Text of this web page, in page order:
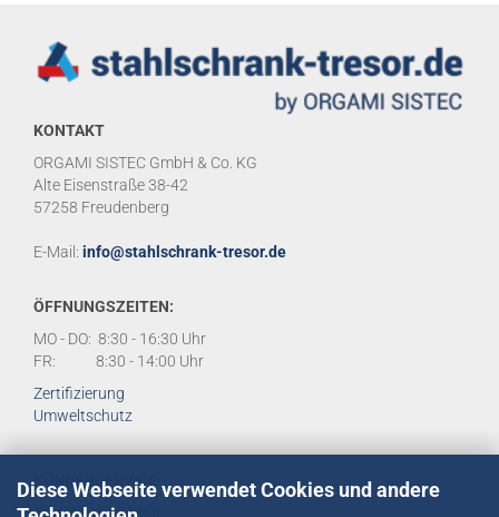
Diese Webseite verwendet Cookies und andere
KONTAKT
ORGAMI SISTEC GmbH & Co. KG
Alte Eisenstraße 38-42
57258 Freudenberg
E-Mail: info@stahlschrank-tresor.de
ÖFFNUNGSZEITEN:
MO - DO: 8:30 - 16:30 Uhr
FR: 8:30 - 14:00 Uhr
Zertifizierung
Umweltschutz
KUNDENSERVICE
Tel:02734 284950